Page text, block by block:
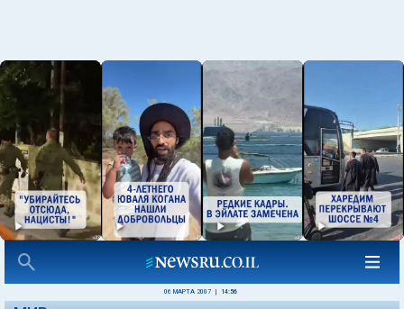
06 МАРТА 2007 14:56